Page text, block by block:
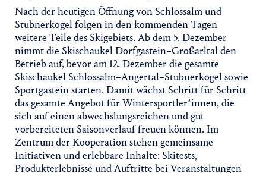
Nach der heutigen Öffnung von Schlossalm und
Stubnerkogel folgen in den kommenden Tagen
weitere Teile des Skigebiets. Ab dem 5. Dezember
nimmt die Skischaukel Dorfgastein–Großarltal den
Betrieb auf, bevor am 12. Dezember die gesamte
Skischaukel Schlossalm–Angertal–Stubnerkogel sowie
Sportgastein starten. Damit wächst Schritt für Schritt
das gesamte Angebot für Wintersportler*innen, die
sich auf einen abwechslungsreichen und gut
vorbereiteten Saisonverlauf freuen können. Im
Zentrum der Kooperation stehen gemeinsame
Initiativen und erlebbare Inhalte: Skitests,
Produkterlebnisse und Auftritte bei Veranstaltungen